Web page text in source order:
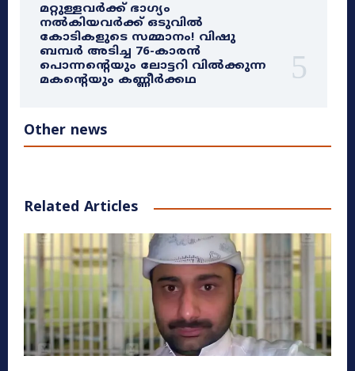
മറ്റുള്ളവർക്ക് ഭാഗ്യം
നൽകിയവർക്ക് ഒടുവിൽ
കോടികളുടെ സമ്മാനം! വിഷു
ബമ്പർ അടിച്ച 76-കാരൻ
പൊന്നന്റെയും ലോട്ടറി വിൽക്കുന്ന
മകന്റെയും കണ്ണീർക്കഥ
Other news
Related Articles